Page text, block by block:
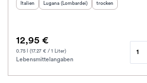
Herkunftsland:
Italien Herkunftsregion:
Lugana (Lombardei) Geschmack
trocken
12,95 €
0.75 l (17.27 € / 1 Liter)
Lebensmittelangaben
1